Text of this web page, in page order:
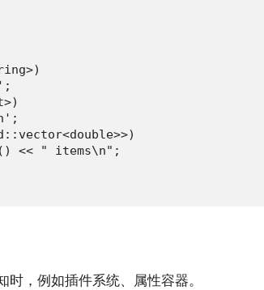
<< " items\n";
时，例如插件系统、属性容器。